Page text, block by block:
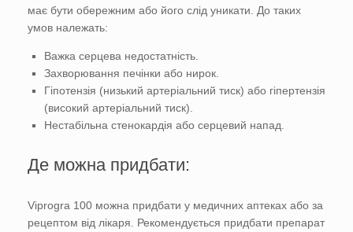
має бути обережним або його слід уникати. До таких
умов належать:
Важка серцева недостатність.
Захворювання печінки або нирок.
Гіпотензія (низький артеріальний тиск) або гіпертензія
(високий артеріальний тиск).
Нестабільна стенокардія або серцевий напад.
Де можна придбати:
Viprogra 100 можна придбати у медичних аптеках або за
рецептом від лікаря. Рекомендується придбати препарат